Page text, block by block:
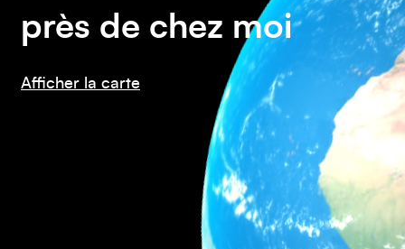
près de chez moi
Afficher la carte
Amérique du Nord